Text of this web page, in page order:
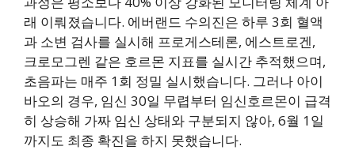
래 이뤄졌습니다. 에버랜드 수의진은 하루 3회 혈액
과 소변 검사를 실시해 프로게스테론, 에스트로겐,
크로모그렌 같은 호르몬 지표를 실시간 추적했으며,
초음파는 매주 1회 정밀 실시했습니다. 그러나 아이
바오의 경우, 임신 30일 무렵부터 임신호르몬이 급격
히 상승해 가짜 임신 상태와 구분되지 않아, 6월 1일
까지도 최종 확진을 하지 못했습니다.